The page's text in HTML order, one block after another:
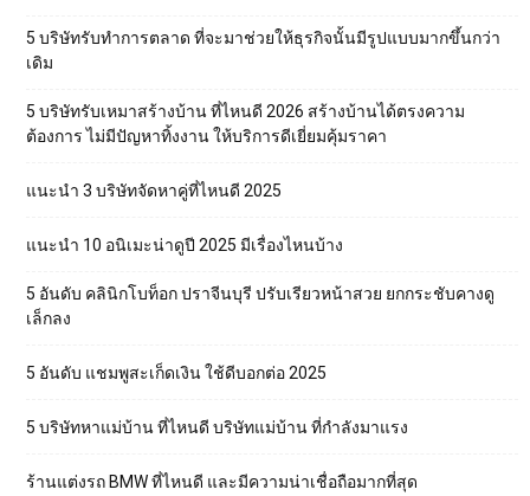
5 บริษัทรับทำการตลาด ที่จะมาช่วยให้ธุรกิจนั้นมีรูปแบบมากขึ้นกว่า
เดิม
5 บริษัทรับเหมาสร้างบ้าน ที่ไหนดี 2026 สร้างบ้านได้ตรงความ
ต้องการ ไม่มีปัญหาทิ้งงาน ให้บริการดีเยี่ยมคุ้มราคา
แนะนำ 3 บริษัทจัดหาคู่ที่ไหนดี 2025
แนะนำ 10 อนิเมะน่าดูปี 2025 มีเรื่องไหนบ้าง
5 อันดับ คลินิกโบท็อก ปราจีนบุรี ปรับเรียวหน้าสวย ยกกระชับคางดู
เล็กลง
5 อันดับ แชมพูสะเก็ดเงิน ใช้ดีบอกต่อ 2025
5 บริษัทหาแม่บ้าน ที่ไหนดี บริษัทแม่บ้าน ที่กำลังมาแรง
ร้านแต่งรถ BMW ที่ไหนดี และมีความน่าเชื่อถือมากที่สุด